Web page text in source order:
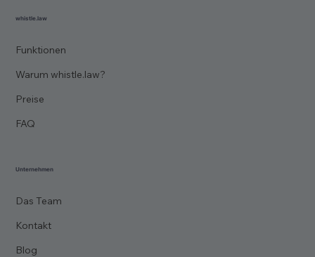
whistle.law
Funktionen
Warum whistle.law?
Preise
FAQ
Unternehmen
Das Team
Kontakt
Blog